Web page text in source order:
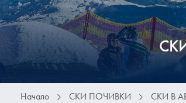
Начало СКИ ПОЧИВКИ СКИ В